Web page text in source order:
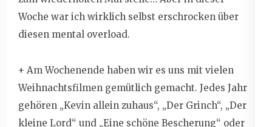
Woche war ich wirklich selbst erschrocken über
diesen mental overload.
+ Am Wochenende haben wir es uns mit vielen
Weihnachtsfilmen gemütlich gemacht. Jedes Jahr
gehören „Kevin allein zuhaus“, „Der Grinch“, „Der
kleine Lord“ und „Eine schöne Bescherung“ oder